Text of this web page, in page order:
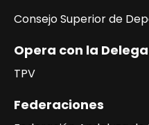
o
Consejo Superior de
Opera con la
TPV
Federaciones